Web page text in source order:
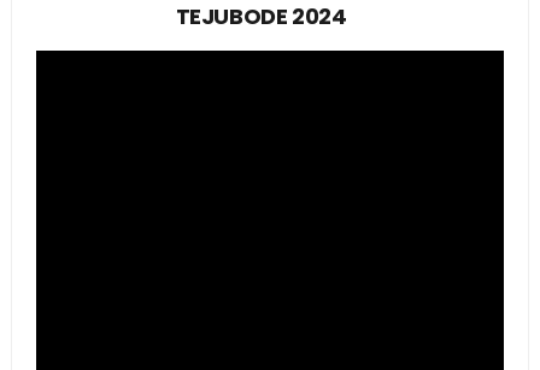
TEJUBODE 2024